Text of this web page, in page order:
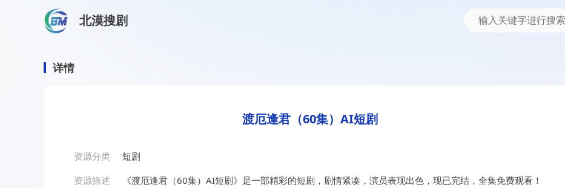
北漠搜剧
详情
渡厄逢君（60集）AI短剧
资源分类
短剧
资源描述
《渡厄逢君（60集）AI短剧》是一部精彩的短剧，剧情紧凑，演员表现出色，现已完结，全集免费观看！